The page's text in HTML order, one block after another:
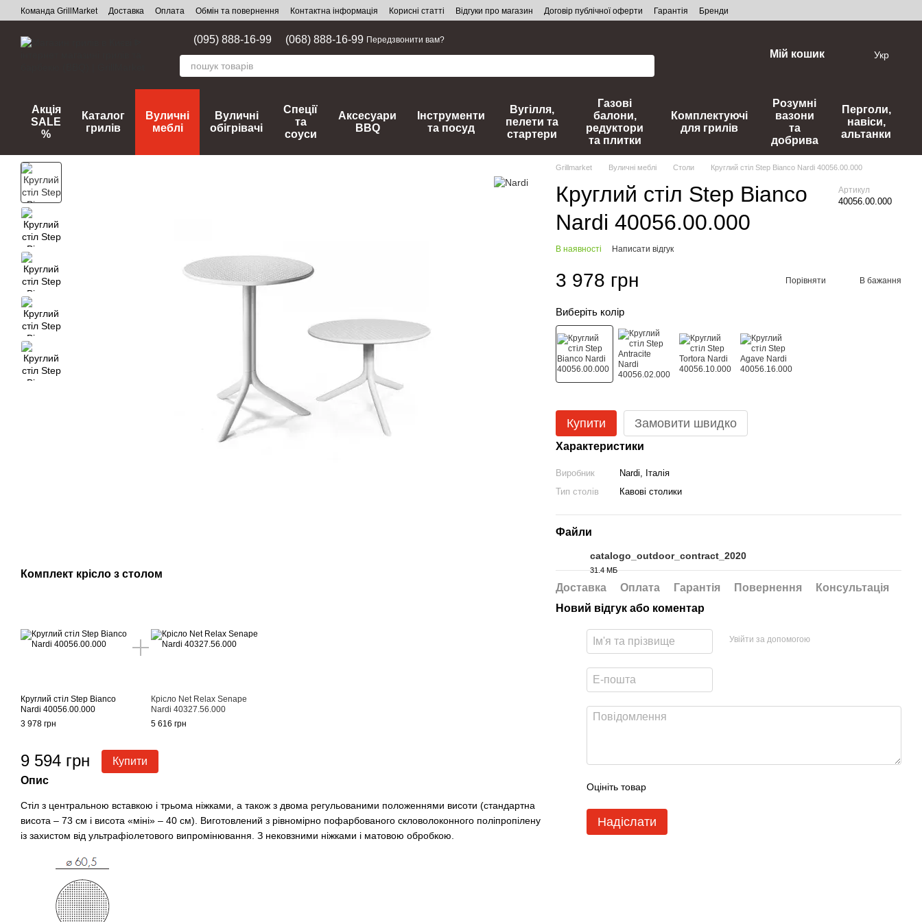
Перейти до основного контенту
Команда GrillMarket Доставка Оплата Обмін та повернення Контактна інформація Корисні статті Відгуки про магазин Договір публічної оферти Гарантія Бренди
(095) 888-16-99 (068) 888-16-99 Передзвонити вам?
Мій кошик Укр
Акція
SALE
%
Каталог
грилів
Вуличні
меблі
Вуличні
обігрівачі
Спеції
та
соуси
Аксесуари
BBQ
Інструменти
та посуд
Вугілля,
пелети та
стартери
Газові
балони,
редуктори
та плитки
Комплектуючі
для грилів
Розумні
вазони
та
добрива
Перголи,
навіси,
альтанки
Комплект крісло з столом
Круглий стіл Step Bianco
Nardi 40056.00.000
3 978 грн
Крісло Net Relax Senape
Nardi 40327.56.000
5 616 грн
9 594 грн
Купити
Опис
Стіл з центральною вставкою і трьома ніжками, а також з двома регульованими положеннями висоти (стандартна
висота – 73 см і висота «міні» – 40 см). Виготовлений з рівномірно пофарбованого скловолоконного поліпропілену
із захистом від ультрафіолетового випромінювання. З нековзними ніжками і матовою обробкою.
Grillmarket Вуличні меблі Столи Круглий стіл Step Bianco Nardi 40056.00.000
Круглий стіл Step Bianco
Nardi 40056.00.000
Артикул
40056.00.000
В наявності Написати відгук
3 978 грн Порівняти В бажання
Виберіть колір
Купити Замовити швидко
Характеристики
Виробник
Nardi, Італія
Тип столів
Кавові столики
Файли
catalogo_outdoor_contract_2020
31.4 МБ
Доставка Оплата Гарантія Повернення
Консультація
Новий відгук або коментар
Увійти за допомогою
Оцініть товар
Надіслати